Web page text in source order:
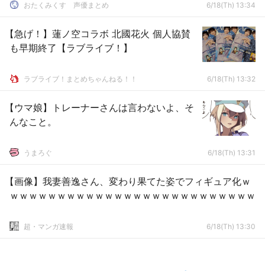
おたくみくす 声優まとめ 6/18(Th) 13:34
【急げ！】蓮ノ空コラボ 北國花火 個人協賛
も早期終了【ラブライブ！】
ラブライブ！まとめちゃんねる！！ 6/18(Th) 13:32
【ウマ娘】トレーナーさんは言わないよ、そ
んなこと。
うまろぐ 6/18(Th) 13:31
【画像】我妻善逸さん、変わり果てた姿でフィギュア化ｗ
ｗｗｗｗｗｗｗｗｗｗｗｗｗｗｗｗｗｗｗｗｗｗｗｗｗｗ
超・マンガ速報 6/18(Th) 13:30